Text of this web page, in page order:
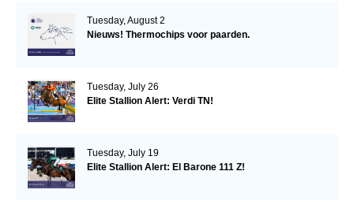
Tuesday, August 2
Nieuws! Thermochips voor paarden.
Tuesday, July 26
Elite Stallion Alert: Verdi TN!
Tuesday, July 19
Elite Stallion Alert: El Barone 111 Z!